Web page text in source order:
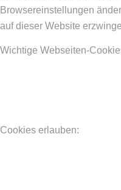
Browsereinstellungen
auf dieser Website
Wichtige Webseiten-
Cookies erlauben: